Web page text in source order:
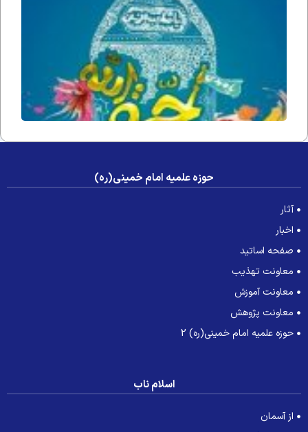
حوزه علمیه امام خمینی(ره)
آثار
اخبار
صفحه اساتید
معاونت تهذیب
معاونت آموزش
معاونت پژوهش
حوزه علمیه امام خمینی(ره) 2
اسلام ناب
از آسمان